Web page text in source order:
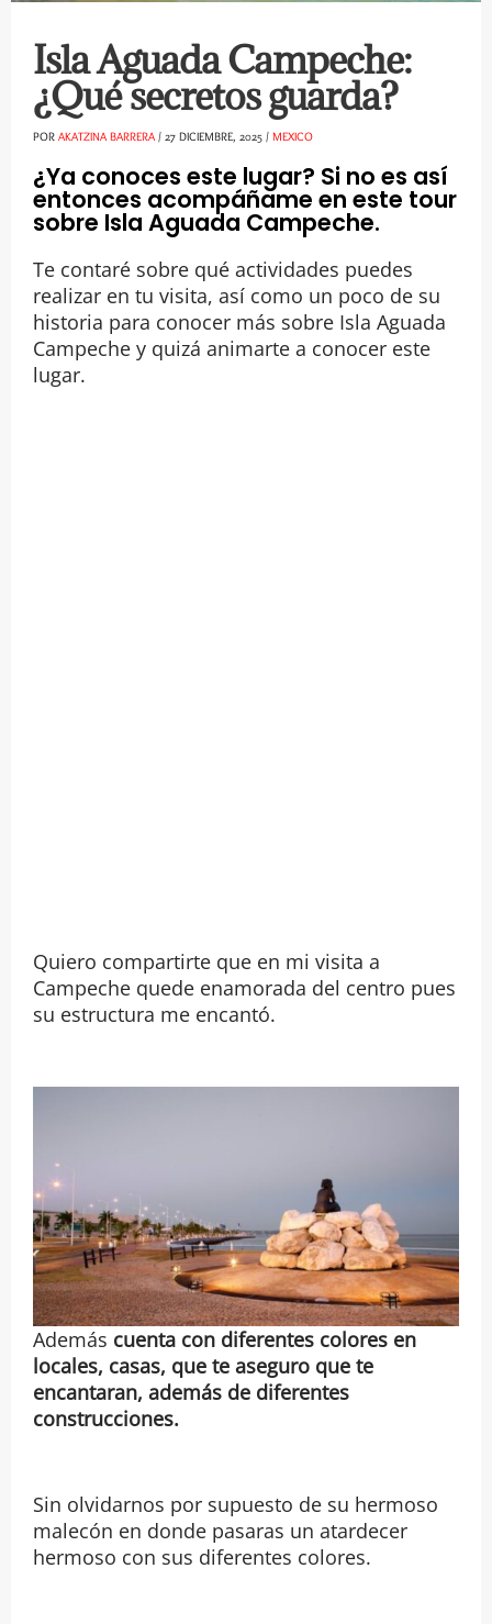
Isla Aguada Campeche:
¿Qué secretos guarda?
POR AKATZINA BARRERA / 27 DICIEMBRE, 2025 / MEXICO
¿Ya conoces este lugar? Si no es así
entonces acompáñame en este tour
sobre Isla Aguada Campeche.
Te contaré sobre qué actividades puedes
realizar en tu visita, así como un poco de su
historia para conocer más sobre Isla Aguada
Campeche y quizá animarte a conocer este
lugar.
Quiero compartirte que en mi visita a
Campeche quede enamorada del centro pues
su estructura me encantó.
Además cuenta con diferentes colores en
locales, casas, que te aseguro que te
encantaran, además de diferentes
construcciones.
Sin olvidarnos por supuesto de su hermoso
malecón en donde pasaras un atardecer
hermoso con sus diferentes colores.